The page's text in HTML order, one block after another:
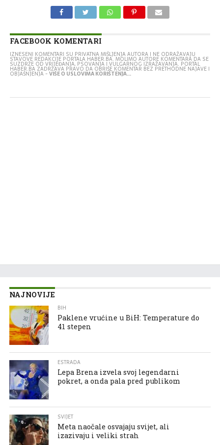
FACEBOOK KOMENTARI
IZNESENI KOMENTARI SU PRIVATNA MIŠLJENJA AUTORA I NE ODRAŽAVAJU
STAVOVE REDAKCIJE PORTALA HABER.BA. MOLIMO AUTORE KOMENTARA DA SE
SUZDRŽE OD VRIJEĐANJA, PSOVANJA I VULGARNOG IZRAŽAVANJA. PORTAL
HABER.BA ZADRŽAVA PRAVO DA OBRIŠE KOMENTAR BEZ PRETHODNE NAJAVE I
OBJAŠNJENJA -VIŠE O USLOVIMA KORIŠTENJA...
NAJNOVIJE
BIH
Paklene vrućine u BiH: Temperature do
41 stepen
ESTRADA
Lepa Brena izvela svoj legendarni
pokret, a onda pala pred publikom
SVIJET
Meta naočale osvajaju svijet, ali
izazivaju i veliki strah